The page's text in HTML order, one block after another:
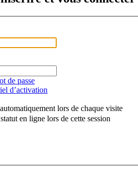
de passe
d’activation
lors de chaque visite
en ligne lors de cette session